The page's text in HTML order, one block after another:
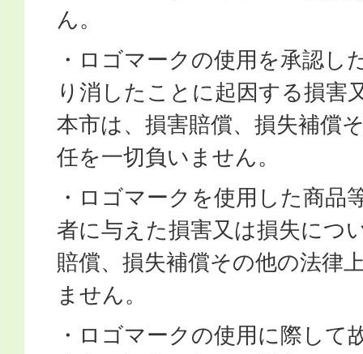
ん。
・ロゴマークの使用を承認し
り消したことに起因する損害
本市は、損害賠償、損失補償
任を一切負いません。
・ロゴマークを使用した商品
者に与えた損害又は損失につ
賠償、損失補償その他の法律
ません。
・ロゴマークの使用に際して